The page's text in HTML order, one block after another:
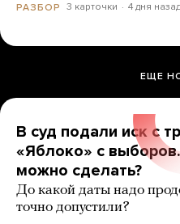
РАЗБОР 3 карточки 4 дня назад
ЕЩЕ
В суд подали иск с
«Яблоко» с
можно сделать?
До какой даты надо
точно допустили?